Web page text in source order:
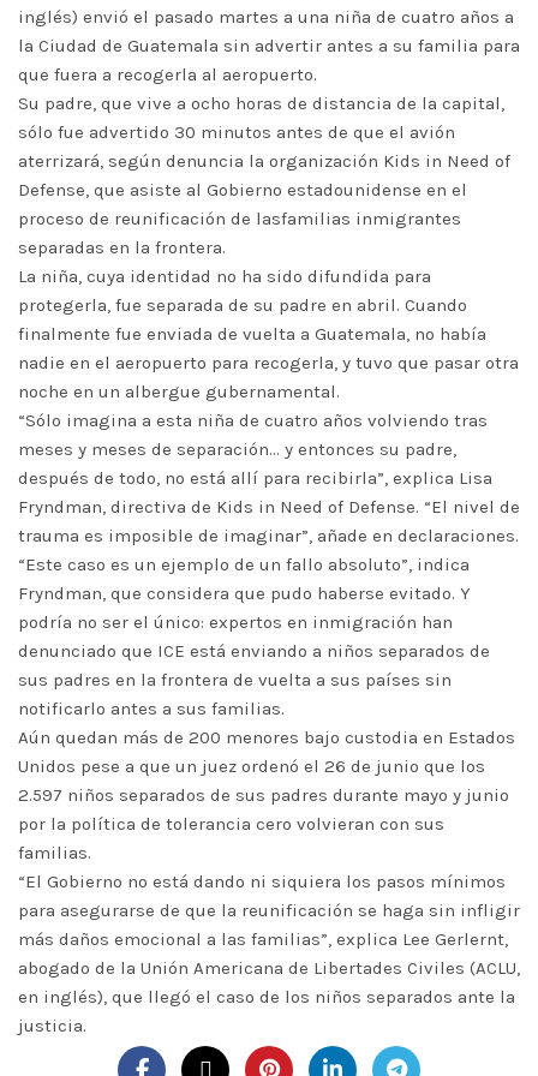
inglés) envió el pasado martes a una niña de cuatro años a
la Ciudad de Guatemala sin advertir antes a su familia para
que fuera a recogerla al aeropuerto.
Su padre, que vive a ocho horas de distancia de la capital,
sólo fue advertido 30 minutos antes de que el avión
aterrizará, según denuncia la organización Kids in Need of
Defense, que asiste al Gobierno estadounidense en el
proceso de reunificación de lasfamilias inmigrantes
separadas en la frontera.
La niña, cuya identidad no ha sido difundida para
protegerla, fue separada de su padre en abril. Cuando
finalmente fue enviada de vuelta a Guatemala, no había
nadie en el aeropuerto para recogerla, y tuvo que pasar otra
noche en un albergue gubernamental.
“Sólo imagina a esta niña de cuatro años volviendo tras
meses y meses de separación… y entonces su padre,
después de todo, no está allí para recibirla”, explica Lisa
Fryndman, directiva de Kids in Need of Defense. “El nivel de
trauma es imposible de imaginar”, añade en declaraciones.
“Este caso es un ejemplo de un fallo absoluto”, indica
Fryndman, que considera que pudo haberse evitado. Y
podría no ser el único: expertos en inmigración han
denunciado que ICE está enviando a niños separados de
sus padres en la frontera de vuelta a sus países sin
notificarlo antes a sus familias.
Aún quedan más de 200 menores bajo custodia en Estados
Unidos pese a que un juez ordenó el 26 de junio que los
2.597 niños separados de sus padres durante mayo y junio
por la política de tolerancia cero volvieran con sus
familias.
“El Gobierno no está dando ni siquiera los pasos mínimos
para asegurarse de que la reunificación se haga sin infligir
más daños emocional a las familias”, explica Lee Gerlernt,
abogado de la Unión Americana de Libertades Civiles (ACLU,
en inglés), que llegó el caso de los niños separados ante la
justicia.